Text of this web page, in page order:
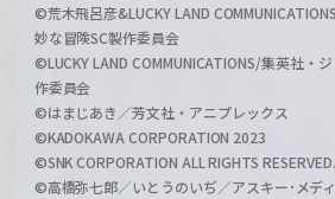
©荒木飛呂彦&LUCKY LAND
妙な冒険SC製作委員会
©LUCKY LAND COMMUNICATIONS/集英社・
作委員会
©はまじあき／芳文社・アニプレックス
©KADOKAWA CORPORATION 2023
©SNK CORPORATION ALL RIGHTS RESERVED.
©高橋弥七郎／いとうのいぢ／アスキー･メデ